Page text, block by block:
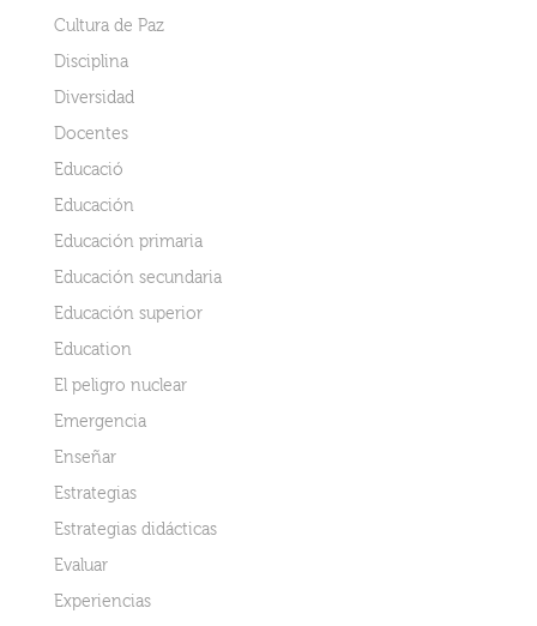
Cultura de Paz
Disciplina
Diversidad
Docentes
Educació
Educación
Educación primaria
Educación secundaria
Educación superior
Education
El peligro nuclear
Emergencia
Enseñar
Estrategias
Estrategias didácticas
Evaluar
Experiencias